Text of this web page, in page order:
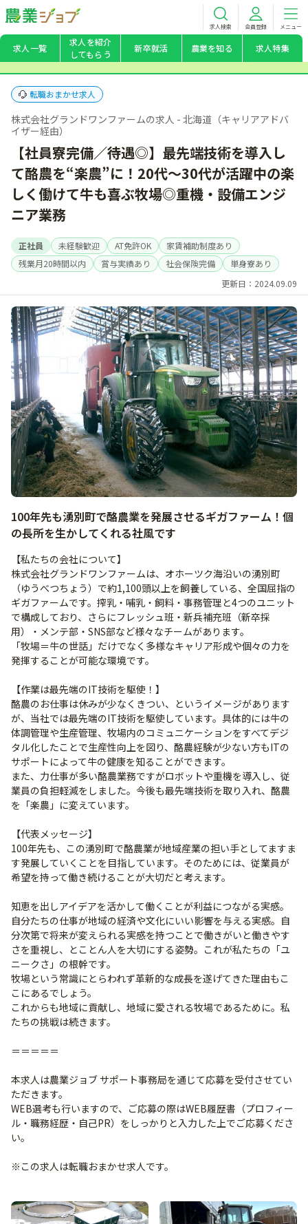
求人検索 会員登録 メニュー
求人一覧
求人を紹介
してもらう
新卒就活 農業を知る 求人特集
転職おまかせ求人
株式会社グランドワンファームの求人 - 北海道（キャリアアドバ
イザー経由）
【社員寮完備／待遇◎】最先端技術を導入し
て酪農を“楽農”に！20代～30代が活躍中の楽
しく働けて牛も喜ぶ牧場◎重機・設備エンジ
ニア業務
正社員 未経験歓迎 AT免許OK
家賃補助制度あり
残業月20時間以内
賞与実績あり 社会保険完備
単身寮あり
更新日：2024.09.09
100年先も湧別町で酪農業を発展させるギガファーム！個
の長所を生かしてくれる社風です
【私たちの会社について】
株式会社グランドワンファームは、オホーツク海沿いの湧別町
（ゆうべつちょう）で約1,100頭以上を飼養している、全国屈指の
ギガファームです。搾乳・哺乳・飼料・事務管理と4つのユニット
で構成しており、さらにフレッシュ班・新兵補充班（新卒採
用）・メンテ部・SNS部など様々なチームがあります。
「牧場＝牛の世話」だけでなく多様なキャリア形成や個々の力を
発揮することが可能な環境です。
【作業は最先端のIT技術を駆使！】
酪農のお仕事は休みが少なくきつい、というイメージがあります
が、当社では最先端のIT技術を駆使しています。具体的には牛の
体調管理や生産管理、牧場内のコミュニケーションをすべてデジ
タル化したことで生産性向上を図り、酪農経験が少ない方もITの
サポートによって牛の健康を知ることができます。
また、力仕事が多い酪農業務ですがロボットや重機を導入し、従
業員の負担軽減をしました。今後も最先端技術を取り入れ、酪農
を「楽農」に変えています。
【代表メッセージ】
100年先も、この湧別町で酪農業が地域産業の担い手としてますま
す発展していくことを目指しています。そのためには、従業員が
希望を持って働き続けることが大切だと考えます。
知恵を出しアイデアを活かして働くことが利益につながる実感。
自分たちの仕事が地域の経済や文化にいい影響を与える実感。自
分次第で将来が変えられる実感を持つことで働きがいと働きやす
さを重視し、とことん人を大切にする姿勢。これが私たちの「ユ
ニークさ」の根幹です。
牧場という常識にとらわれず革新的な成長を遂げてきた理由もこ
こにあるでしょう。
これからも地域に貢献し、地域に愛される牧場であるために。私
たちの挑戦は続きます。
＝＝＝＝＝
本求人は農業ジョブ サポート事務局を通じて応募を受付させてい
ただきます。
WEB選考も行いますので、ご応募の際はWEB履歴書（プロフィー
ル・職務経歴・自己PR）をしっかりと入力した上でご応募くださ
い。
※この求人は転職おまかせ求人です。